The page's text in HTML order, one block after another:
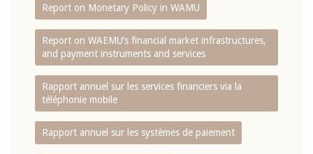
Report on Monetary Policy in WAMU
Report on WAEMU’s financial market infrastructures,
and payment instruments and services
Rapport annuel sur les services financiers via la
téléphonie mobile
Rapport annuel sur les systèmes de paiement